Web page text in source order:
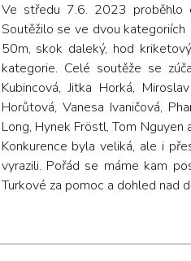
Ve středu 7.6. 2023 proběhlo
Soutěžilo se ve dvou
50m, skok daleký, hod
kategorie. Celé soutěže se
Kubincová, Jitka Horká,
Horůtová, Vanesa Ivaničová,
Long, Hynek Fröstl, Tom
Konkurence byla veliká, ale i
vyrazili. Pořád se máme kam
Turkové za pomoc a dohled nad